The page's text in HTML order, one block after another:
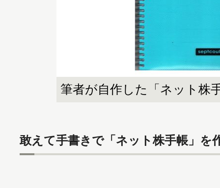
筆者が自作した「ネット株
敢えて手書きで「ネット株手帳」を